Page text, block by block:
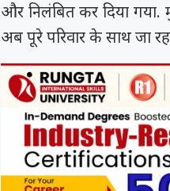
और निलंबित कर दिया गया.
अब पूरे परिवार के साथ जा